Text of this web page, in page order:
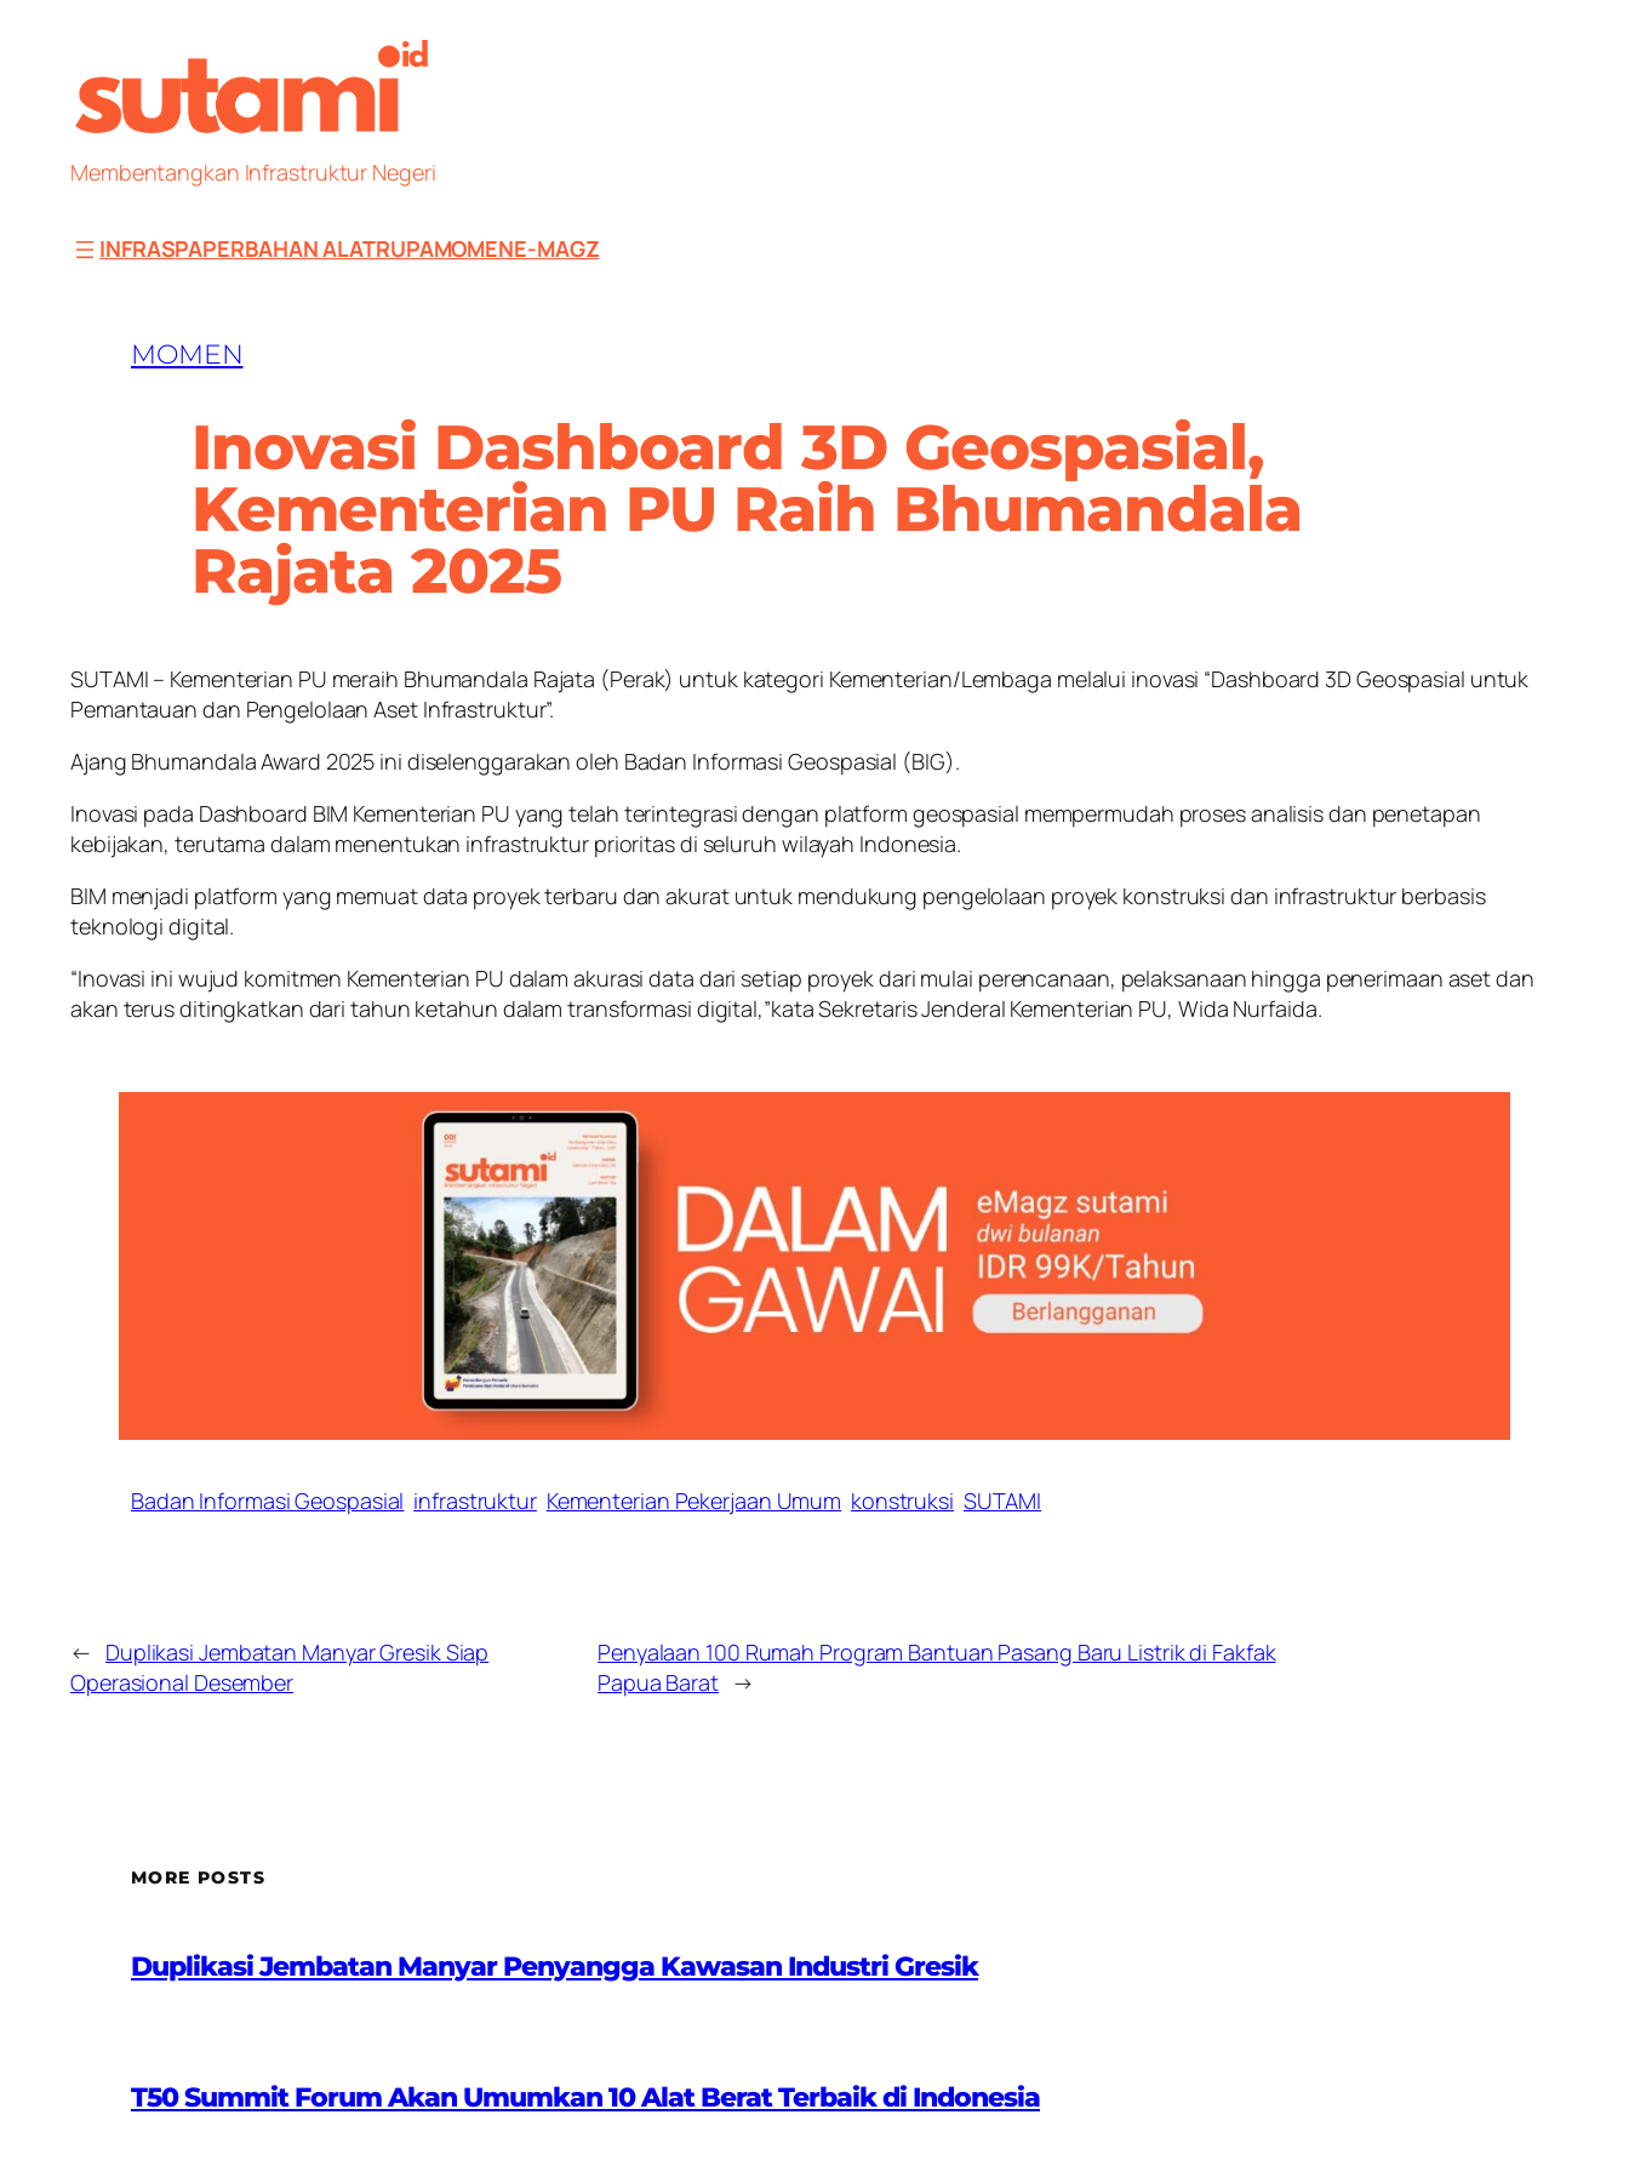
content
Membentangkan Infrastruktur Negeri
INFRASPAPERBAHAN ALATRUPAMOMENE-MAGZ
MOMEN
Inovasi Dashboard 3D Geospasial,
Kementerian PU Raih Bhumandala
Rajata 2025
SUTAMI – Kementerian PU meraih Bhumandala Rajata (Perak) untuk kategori Kementerian/Lembaga melalui inovasi “Dashboard 3D Geospasial untuk
Pemantauan dan Pengelolaan Aset Infrastruktur”.
Ajang Bhumandala Award 2025 ini diselenggarakan oleh Badan Informasi Geospasial (BIG).
Inovasi pada Dashboard BIM Kementerian PU yang telah terintegrasi dengan platform geospasial mempermudah proses analisis dan penetapan
kebijakan, terutama dalam menentukan infrastruktur prioritas di seluruh wilayah Indonesia.
BIM menjadi platform yang memuat data proyek terbaru dan akurat untuk mendukung pengelolaan proyek konstruksi dan infrastruktur berbasis
teknologi digital.
“Inovasi ini wujud komitmen Kementerian PU dalam akurasi data dari setiap proyek dari mulai perencanaan, pelaksanaan hingga penerimaan aset dan
akan terus ditingkatkan dari tahun ketahun dalam transformasi digital,”kata Sekretaris Jenderal Kementerian PU, Wida Nurfaida.
Badan Informasi Geospasial infrastruktur Kementerian Pekerjaan Umum konstruksi SUTAMI
← Duplikasi Jembatan Manyar Gresik Siap
Operasional Desember
Penyalaan 100 Rumah Program Bantuan Pasang Baru Listrik di Fakfak
Papua Barat →
MORE POSTS
Duplikasi Jembatan Manyar Penyangga Kawasan Industri Gresik
T50 Summit Forum Akan Umumkan 10 Alat Berat Terbaik di Indonesia